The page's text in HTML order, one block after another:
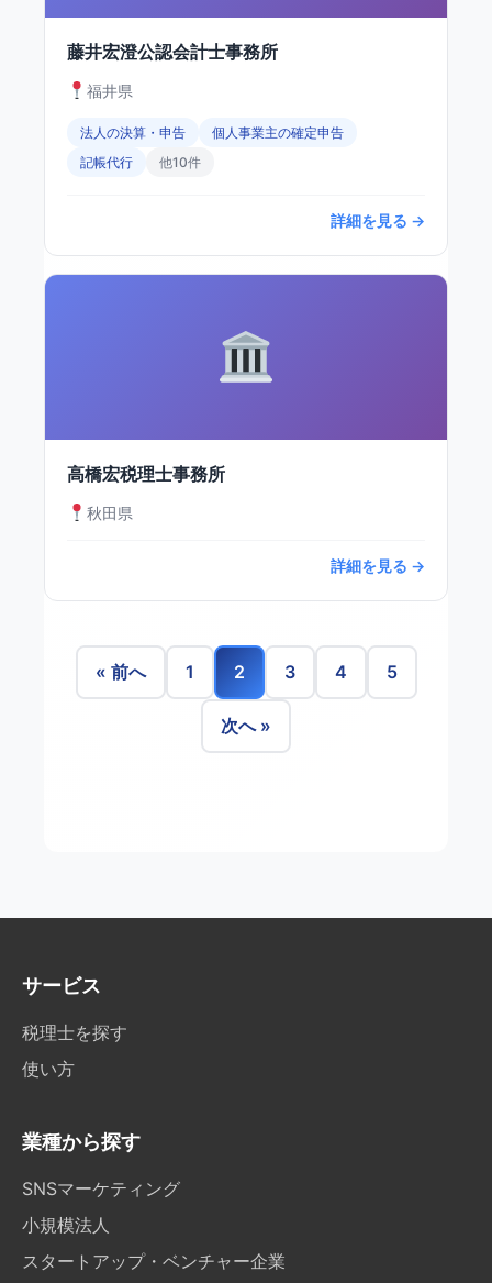
藤井宏澄公認会計士事務所
福井県
法人の決算・申告
個人事業主の確定申告
記帳代行
他10件
詳細を見る →
高橋宏税理士事務所
秋田県
詳細を見る →
« 前へ 1 2 3 4 5
次へ »
サービス
税理士を探す
使い方
業種から探す
SNSマーケティング
小規模法人
スタートアップ・ベンチャー企業